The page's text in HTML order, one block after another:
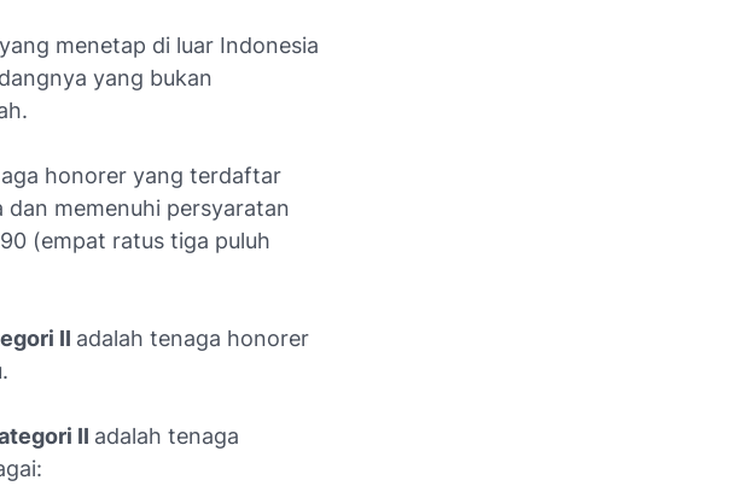
menetap di luar Indonesia
yang bukan
honorer yang terdaftar
dan memenuhi persyaratan
(empat ratus tiga puluh
II adalah tenaga honorer
II adalah tenaga